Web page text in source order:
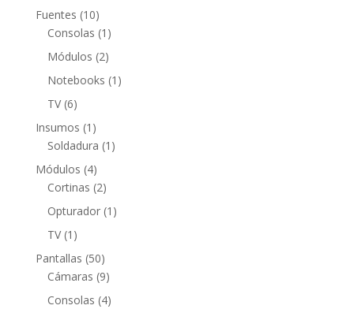
productos
Fuentes 1010
productos
Consolas 1 1
producto
Módulos 22
productos
Notebooks 1 1
TV 66
productos
Insumos 1 1
producto
Soldadura 1 1
Módulos 44
productos
Cortinas 22
productos
Opturador 1 1
TV 1 1
producto
Pantallas 5050
productos
Cámaras 99
productos
Consolas 44